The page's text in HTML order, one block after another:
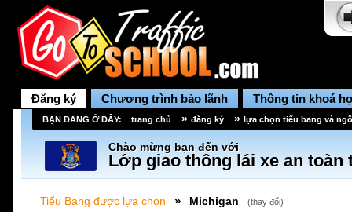
Đăng ký Chương trình bảo lãnh Thông tin khoá
BẠN ĐANG Ở ĐÂY: trang chủ » đăng ký » lựa chọn tiểu bang và
Chào mừng bạn đến với
Lớp giao thông lái xe an
Tiểu Bang được lựa chọn » Michigan (thay đổi)